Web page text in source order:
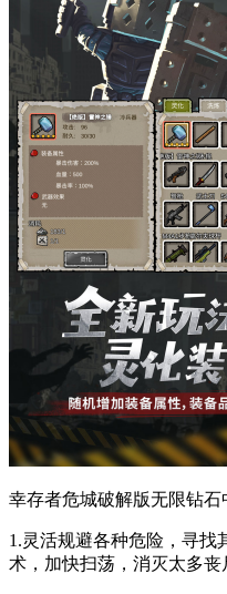
幸存者危城破解版无限钻石
1.灵活规避各种危险，寻找
术，加快扫荡，消灭太多丧